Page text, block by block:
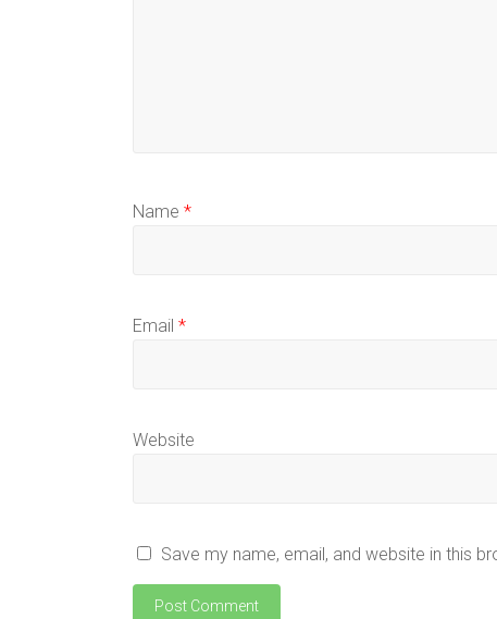
Name *
Email *
Website
Save my name, email, and website in this